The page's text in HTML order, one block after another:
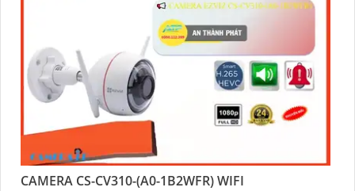
CAMERA CS-CV310-(A0-1B2WFR) WIFI